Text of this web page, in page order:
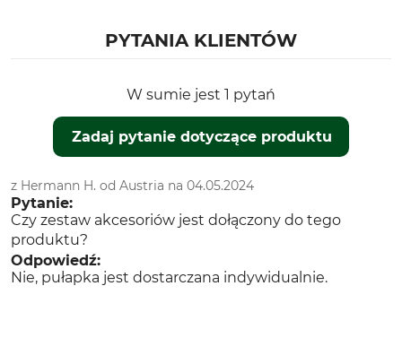
PYTANIA KLIENTÓW
W sumie jest 1 pytań
Zadaj pytanie dotyczące produktu
z Hermann H. od Austria na 04.05.2024
Pytanie:
Czy zestaw akcesoriów jest dołączony do tego
produktu?
Odpowiedź:
Nie, pułapka jest dostarczana indywidualnie.